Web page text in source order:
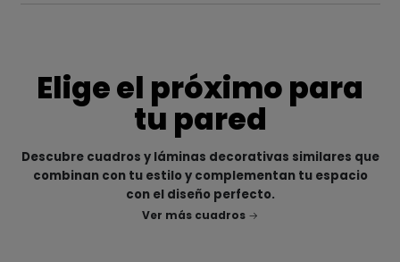
Elige el próximo para
tu pared
Descubre cuadros y láminas decorativas similares que
combinan con tu estilo y complementan tu espacio
con el diseño perfecto.
Ver más cuadros